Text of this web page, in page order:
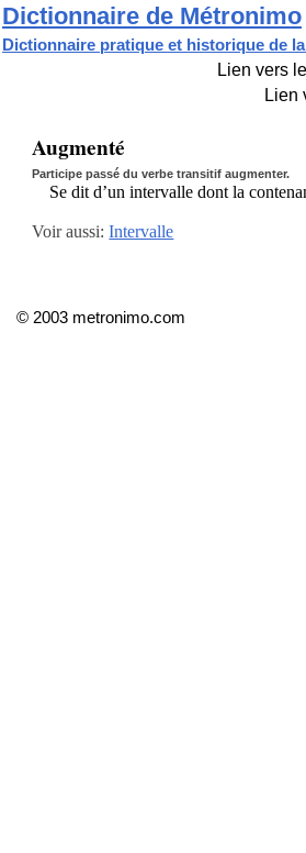
Dictionnaire de Métronimo
Dictionnaire pratique et historique de
Lien vers
Lien
Augmenté
Participe passé du verbe transitif augmenter.
Se dit d’un intervalle dont la
Voir aussi: Intervalle
© 2003 metronimo.com